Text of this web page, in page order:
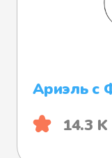
Ариэль с
14.3 K